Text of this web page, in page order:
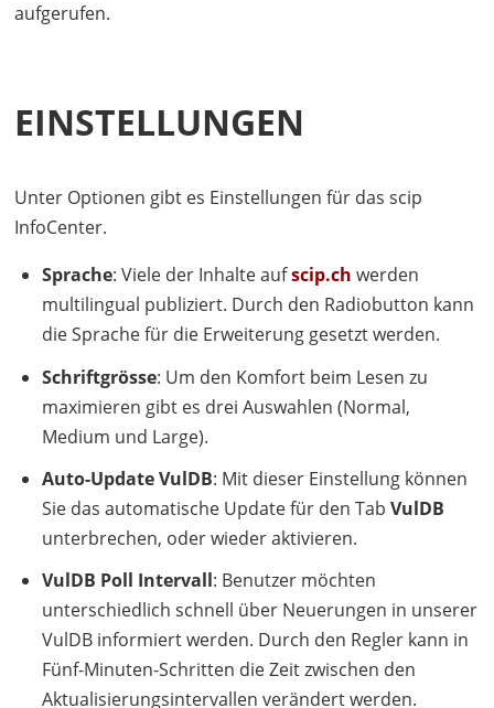
aufgerufen.
EINSTELLUNGEN
Unter Optionen gibt es Einstellungen für das scip
InfoCenter.
Sprache: Viele der Inhalte aufscip.ch werden
multilingual publiziert. Durch den Radiobutton kann
die Sprache für die Erweiterung gesetzt werden.
Schriftgrösse: Um den Komfort beim Lesen zu
maximieren gibt es drei Auswahlen (Normal,
Medium und Large).
Auto-Update VulDB: Mit dieser Einstellung können
Sie das automatische Update für den TabVulDB
unterbrechen, oder wieder aktivieren.
VulDB Poll Intervall: Benutzer möchten
unterschiedlich schnell über Neuerungen in unserer
VulDB informiert werden. Durch den Regler kann in
Fünf-Minuten-Schritten die Zeit zwischen den
Aktualisierungsintervallen verändert werden.